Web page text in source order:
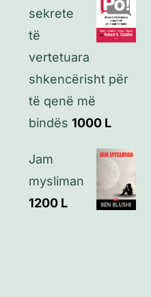
sekrete
të
vertetuara
shkencërisht për
të qenë më
bindës 1000 L
Jam
mysliman
1200 L